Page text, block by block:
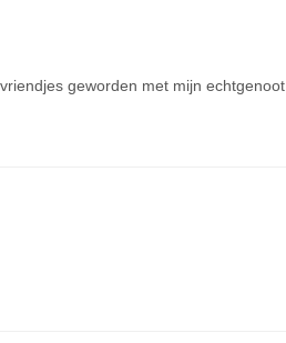
geworden met mijn echtgenoot